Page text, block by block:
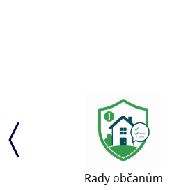
Rady občanům